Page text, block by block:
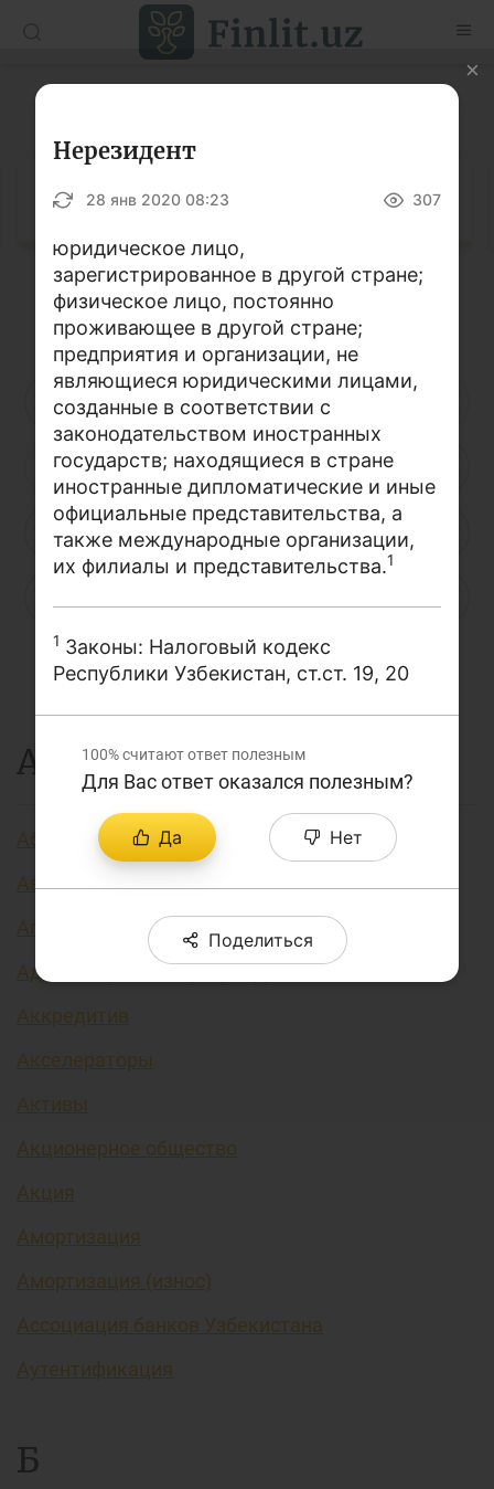
Рус
Статьи
Учебные материалы
Книги по финансовой грамотности
Видео
Проекты
Интерактивные услуги
Фотогалерея
О проекте
Поиск по сайту
Карта сайта
Глоссарий
Кириллица Латиница
А Б В Г Д
Ж З И Й К Л
Н О П Р С Т
Ю
А
Аббревиатура финансовых технологий
Авторизация
Агент финансовый
Административно регулируемые цены
Аккредитив
Акселераторы
Активы
Акционерное общество
Акция
Амортизация
Амортизация (износ)
Ассоциация банков Узбекистана
Аутентификация
Б
Нерезидент
28 янв 2020 08:23 307
юридическое лицо,
зарегистрированное в другой стране;
физическое лицо, постоянно
проживающее в другой стране;
предприятия и организации, не
являющиеся юридическими лицами,
созданные в соответствии с
законодательством иностранных
государств; находящиеся в стране
иностранные дипломатические и иные
официальные представительства, а
также международные организации,
их филиалы и представительства.1
1 Законы: Налоговый кодекс
Республики Узбекистан, ст.ст. 19, 20
100%считают ответ полезным
Для Вас ответ оказался полезным?
Да Нет
Поделиться